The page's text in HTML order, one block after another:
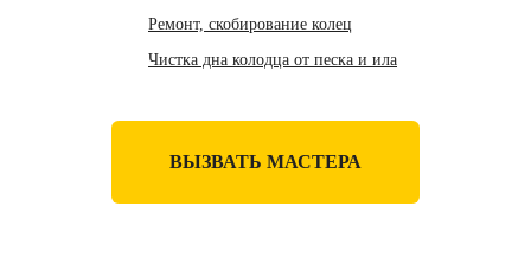
Ремонт, скобирование колец
Чистка дна колодца от песка и ила
ВЫЗВАТЬ МАСТЕРА